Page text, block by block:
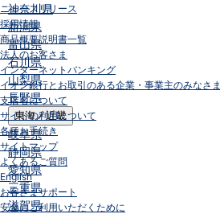
神奈川県
新潟県
富山県
石川県
山梨県
長野県
東海／近畿
岐阜県
静岡県
愛知県
三重県
滋賀県
ニュースリリース
採用情報
商品概要説明書一覧
法人のお客さま
インターネットバンキング
イオン銀行とお取引のある企業・事業主のみなさま
支店名について
サイトの利用について
各種お手続き
サイトマップ
よくあるご質問
English
お客さまサポート
安全にご利用いただくために